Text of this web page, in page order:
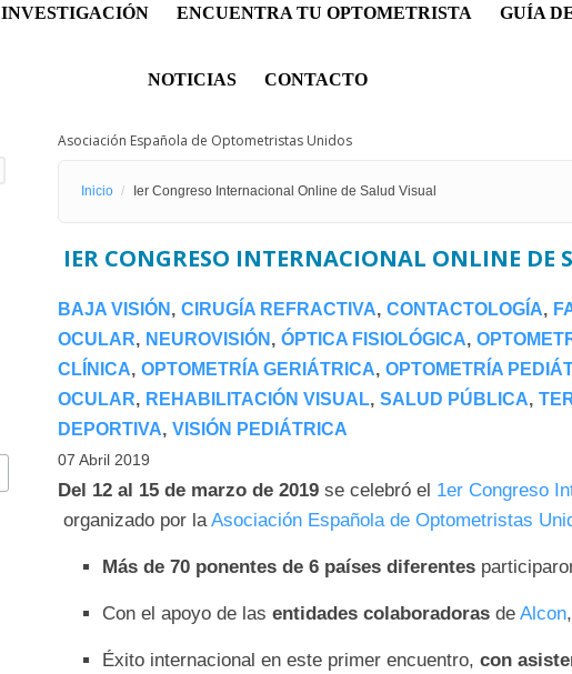
INVESTIGACIÓN ENCUENTRA TU OPTOMETRISTA GUÍA
NOTICIAS CONTACTO
Asociación Española de Optometristas Unidos
Inicio Ier Congreso Internacional Online de Salud Visual
IER CONGRESO INTERNACIONAL ONLINE DE
BAJA VISIÓN CIRUGÍA REFRACTIVA CONTACTOLOGÍA
OCULAR
NEUROVISIÓN ÓPTICA FISIOLÓGICA
CLÍNICA OPTOMETRÍA GERIÁTRICA OPTOMETRÍA
OCULAR
REHABILITACIÓN VISUAL SALUD PÚBLICA
DEPORTIVA VISIÓN PEDIÁTRICA
07 Abril 2019
Del 12 al 15 de marzo de 2019 se celebró el 1er Congreso
organizado por laAsociación Española de Optometristas
Más de 70 ponentes de 6 países diferentes
Con el apoyo de las entidades colaboradoras de Alcon
Éxito internacional en este primer encuentro, con